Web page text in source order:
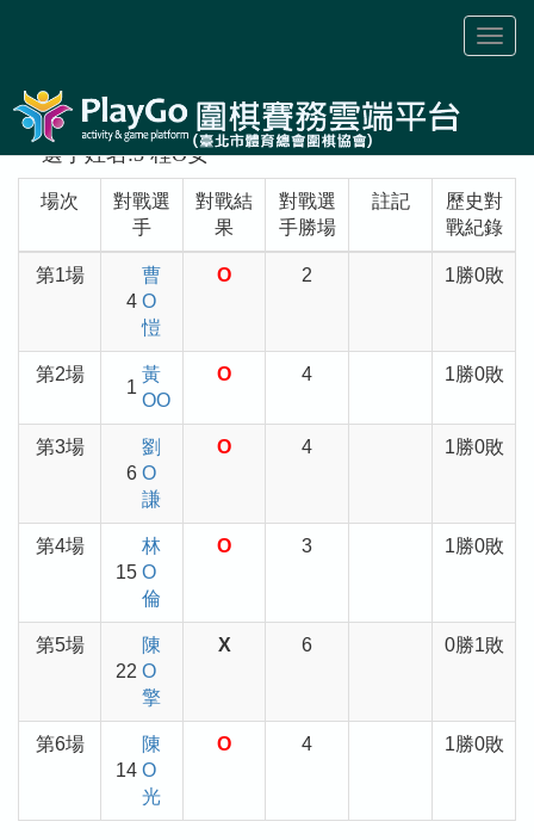
Toggle
選手姓名:3 程O安
場次
對戰選
手
對戰結
果
對戰選
手勝場
註記
歷史對
戰紀錄
第1場
4
曹
O
愷
O 2 1勝0敗
第2場
1
黃
OO
O 4 1勝0敗
第3場
6
劉
O
謙
O 4 1勝0敗
第4場
15
林
O
倫
O 3 1勝0敗
第5場
22
陳
O
擎
X 6 0勝1敗
第6場
14
陳
O
光
O 4 1勝0敗